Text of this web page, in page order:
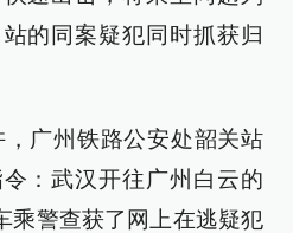
的同案疑犯同时抓获归
，广州铁路公安处韶关站
：武汉开往广州白云的
乘警查获了网上在逃疑犯